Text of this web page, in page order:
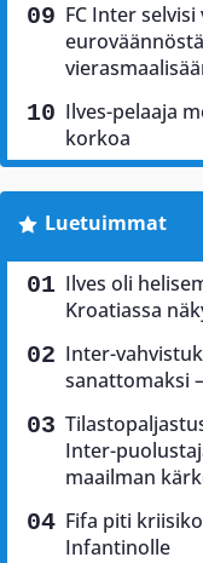
FC Inter
Ilves-pelaaja
korkoa
Luetuimmat
Ilves oli
Kroatiassa
Inter-
sanattomaksi
Inter-
maailman
Fifa piti
Infantinolle